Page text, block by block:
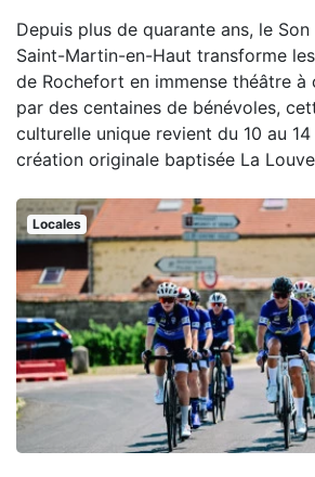
Depuis plus de quarante ans, le
Saint-Martin-en-Haut transforme
de Rochefort en immense théâtre
par des centaines de bénévoles,
culturelle unique revient du 10 au
création originale baptisée La
Locales